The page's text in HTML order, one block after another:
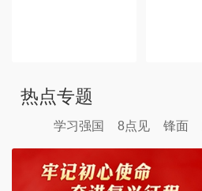
热点专题
学习强国 8点见 锋面